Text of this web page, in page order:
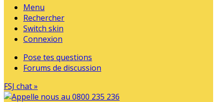
Menu
Rechercher
Switch skin
Connexion
Pose tes questions
Forums de discussion
FSJ chat »